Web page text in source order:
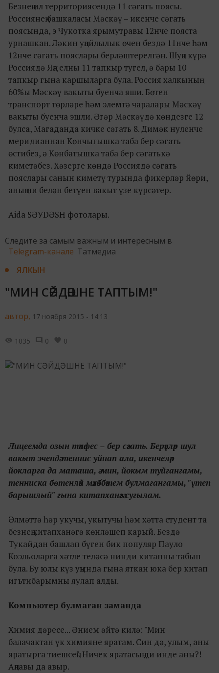
Безнең ил территориясендә 11 сәгать поясы.
Россиянең башкаласы Мәскәү – икенче сәгать
поясында, э Чукотка ярымутравы 12нче пояста
урнашкан. Ләкин уңайлылык өчен бездә 11нче һәм
12нче сәгать пояслары берләштерелгән. Шуңа күрә
Россиядә Яңа елны 11 тапкыр тугел, ә бары 10
тапкыр гына каршыларга була. Россия халкының
60%ы Мәскәү вакыты буенча яши. Бөтен
транспорт төрләре һәм элемтә чаралары Мәскәү
вакыты буенча эшли. Әгәр Мәскәүдә көндезге 12
булса, Магаданда кичке сәгать 8. Димәк нуленче
меридианнан Көнчыгышка таба бер сәгать
өстибез, ә Көнбатышка таба бер сәгатькә
киметәбез. Хәзерге көндә Россиядә сәгать
пояслары санын киметү турында фикерләр йөри,
аның ни белән бетүен вакыт үзе күрсәтер.
Aida SӘУDӘSH фотолары.
Следите за самым важным и интересным в
Telegram-канале Татмедиа
ЯЛКЫН
"МИН СӘЙДӘШНЕ ТАПТЫМ!"
автор, 17 ноября 2015 - 14:13
1035 0 0
Лицеемда озын тәнәфес – бер сәгать. Берәүләр шул
вакыт эчендә теннис уйнап ала, икенчеләр
йокларга да маташа, ә мин, йокым туйгангамы,
тенниска бөтенләй мәхәббәтем булмагангамы, "үтеп
барышлый" гына китапханәгәсугылам.
Әлмәттә һәр укучы, укытучы һәм хәтта студент та
безнең китапханәгә көнләшеп карый. Бездә
Тукайдан башлап бүген бик популяр Пауло
Коэльоларга хәтле теләсә нинди китапны табып
була. Бу юлы күз уңында гына яткан юка бер китап
игътибарымны яулап алды.
Компьютер булмаган заманда
Химия дәресе... Әнием әйтә килә: "Мин
балачактан үк химияне яратам. Син дә, улым, аны
яратырга тиешсең". Ничек яратасың ди инде аны?!
Аңлавы да авыр.